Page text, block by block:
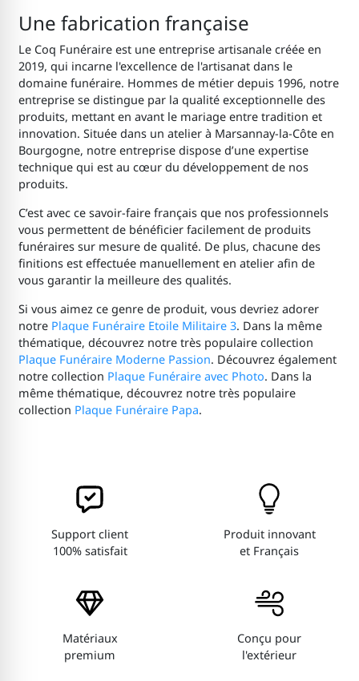
Une fabrication française
Le Coq Funéraire est une entreprise artisanale créée en
2019, qui incarne l'excellence de l'artisanat dans le
domaine funéraire. Hommes de métier depuis 1996, notre
entreprise se distingue par la qualité exceptionnelle des
produits, mettant en avant le mariage entre tradition et
innovation. Située dans un atelier à Marsannay-la-Côte en
Bourgogne, notre entreprise dispose d’une expertise
technique qui est au cœur du développement de nos
produits.
C’est avec ce savoir-faire français que nos professionnels
vous permettent de bénéficier facilement de produits
funéraires sur mesure de qualité. De plus, chacune des
finitions est effectuée manuellement en atelier afin de
vous garantir la meilleure des qualités.
Si vous aimez ce genre de produit, vous devriez adorer
notre Plaque Funéraire Etoile Militaire 3. Dans la même
thématique, découvrez notre très populaire collection
Plaque Funéraire Moderne Passion. Découvrez également
notre collection Plaque Funéraire avec Photo. Dans la
même thématique, découvrez notre très populaire
collection Plaque Funéraire Papa.
Support client
100% satisfait
Produit innovant
et Français
Matériaux
premium
Conçu pour
l'extérieur